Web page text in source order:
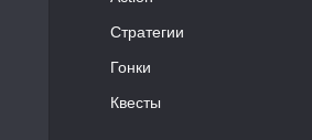
Стратегии
Гонки
Квесты